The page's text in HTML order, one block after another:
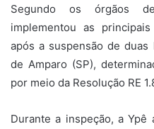
Segundo os órgãos
implementou as
após a suspensão de
de Amparo (SP),
por meio da Resolução RE
Durante a inspeção, a Ypê